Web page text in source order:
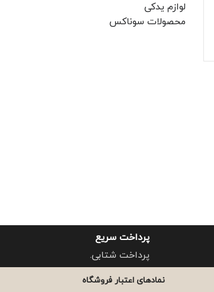
لوازم یدکی
محصولات سوناکس
پرداخت سریع
پرداخت شتابی.
نمادهای اعتبار فروشگاه